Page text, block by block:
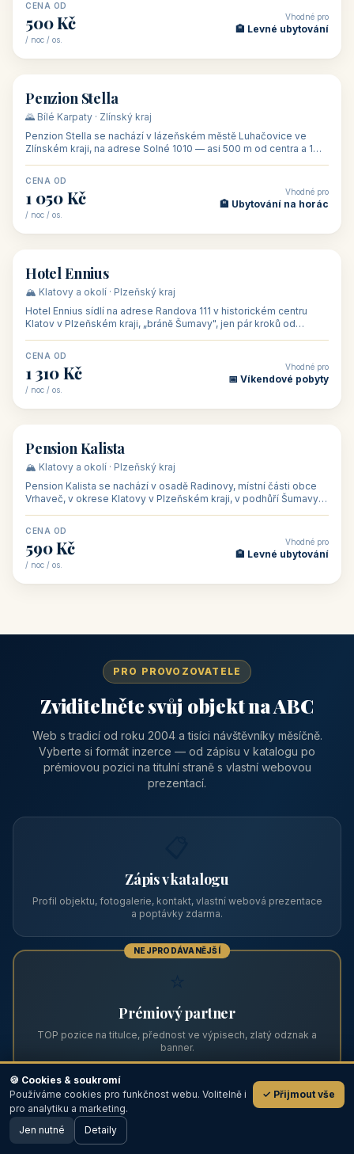
CENA OD
500 Kč
/ noc / os.
Vhodné pro
🏨 Levné ubytování
🏡 penzion
Penzion Stella
🌄 Bílé Karpaty · Zlínský kraj
Penzion Stella se nachází v lázeňském městě Luhačovice ve
Zlínském kraji, na adrese Solné 1010 — asi 500 m od centra a 1
CENA OD
1 050 Kč
/ noc / os.
Vhodné pro
🏨 Ubytování na horác
🏨 hotel
Hotel Ennius
🏔️ Klatovy a okolí · Plzeňský kraj
Hotel Ennius sídlí na adrese Randova 111 v historickém centru
Klatov v Plzeňském kraji, „bráně Šumavy", jen pár kroků od
CENA OD
1 310 Kč
/ noc / os.
Vhodné pro
📅 Víkendové pobyty
🏡 penzion
Pension Kalista
🏔️ Klatovy a okolí · Plzeňský kraj
Pension Kalista se nachází v osadě Radinovy, místní části obce
Vrhaveč, v okrese Klatovy v Plzeňském kraji, v podhůří Šumavy
CENA OD
590 Kč
/ noc / os.
Vhodné pro
🏨 Levné ubytování
PRO PROVOZOVATELE
Zviditelněte svůj objekt na ABC
Web s tradicí od roku 2004 a tisíci návštěvníky měsíčně.
Vyberte si formát inzerce — od zápisu v katalogu po
prémiovou pozici na titulní straně s vlastní webovou
prezentací.
Zápis v katalogu
Profil objektu, fotogalerie, kontakt, vlastní webová prezentace
a poptávky zdarma.
NEJPRODÁVANĚJŠÍ
Prémiový partner
TOP pozice na titulce, přednost ve výpisech, zlatý odznak a
banner.
Bannerová reklama
💬
🖥️ Desktop verze
🍪 Cookies & soukromí
Používáme cookies pro funkčnost webu. Volitelně i
pro analytiku a marketing.
✓ Přijmout vše
Jen nutné Detaily